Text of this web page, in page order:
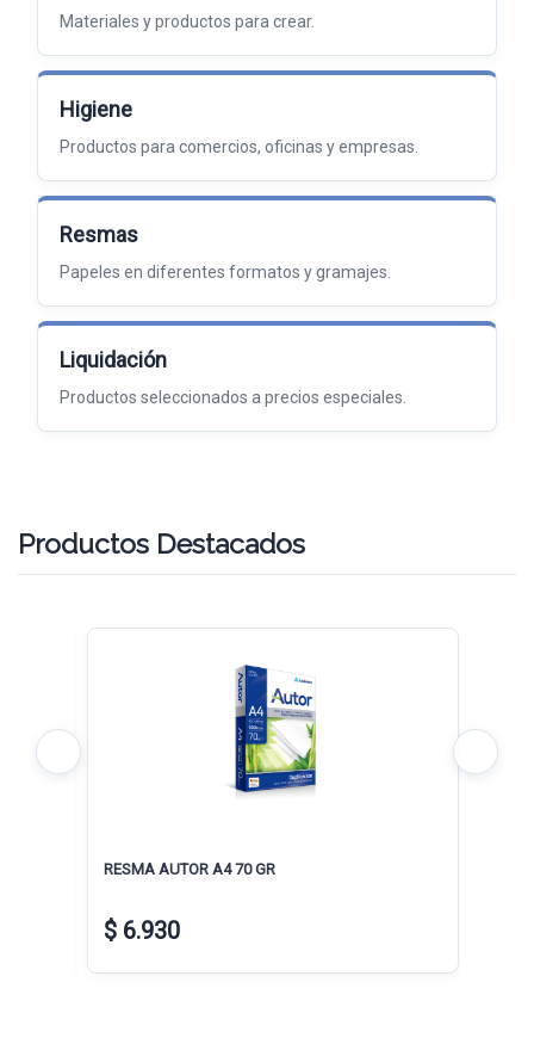
Materiales y productos para crear.
Higiene
Productos para comercios, oficinas y empresas.
Resmas
Papeles en diferentes formatos y gramajes.
Liquidación
Productos seleccionados a precios especiales.
Productos Destacados
RESMA AUTOR A4 70 GR
$ 6.930